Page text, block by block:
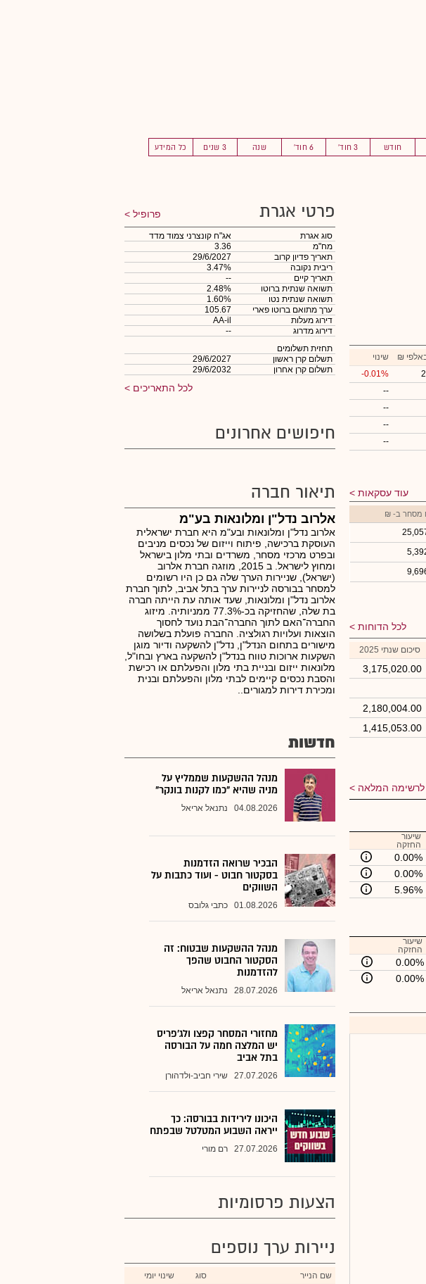
חודש 3 חוד' 6 חוד' שנה 3 שנים כל המידע
באלפי
שינוי
-0.01%
--
--
--
--
עוד עסקאות
מסחר ב- ₪
לכל הדוחות
סיכום שנתי 2025
3,175,020.00
2,180,004.00
1,415,053.00
לרשימה המלאה
שיעור
החזקה
0.00%
0.00%
5.96%
שיעור
החזקה
0.00%
0.00%
פרטי אגרת פרופיל
סוג אגרת
אג"ח קונצרני צמוד מדד
מח"מ
3.36
תאריך פדיון קרוב
29/6/2027
ריבית נקובה
3.47%
תאריך קיים
--
תשואה שנתית ברוטו
2.48%
תשואה שנתית נטו
1.60%
ערך מתואם ברוטו פארי
105.67
דירוג מעלות
AA-il
דירוג מדרוג
--
תחזית תשלומים
תשלום קרן ראשון
29/6/2027
תשלום קרן אחרון
29/6/2032
לכל התאריכים
חיפושים אחרונים
תיאור חברה
אלרוב נדל"ן ומלונאות בע"מ
אלרוב נדל"ן ומלונאות ובע"מ היא חברת ישראלית
העוסקת ברכישה, פיתוח וייזום של נכסים מניבים
ובפרט מרכזי מסחר, משרדים ובתי מלון בישראל
ומחוץ לישראל. ב 2015, מוזגה חברת אלרוב
(ישראל), שניירות הערך שלה גם כן היו רשומים
למסחר בבורסה לניירות ערך בתל אביב, לתוך חברת
אלרוב נדל"ן ומלונאות, שעד אותה עת הייתה חברה
בת שלה, שהחזיקה בכ-77.3% ממניותיה. מיזוג
החברה־האם לתוך החברה־הבת נועד לחסוך
הוצאות ועלויות רגולציה. החברה פועלת בשלושה
מישורים בתחום הנדל"ן, נדל"ן להשקעה ודיור מוגן
השקעות ארוכות טווח בנדל"ן להשקעה בארץ ובחו"ל,
מלונאות ייזום ובניית בתי מלון והפעלתם או רכישת
והסבת נכסים קיימים לבתי מלון והפעלתם ובנית
ומכירת דירות למגורים..
חדשות
מנהל ההשקעות שממליץ על
מניה שהיא "כמו לקנות בונקר"
04.08.2026 נתנאל אריאל
הבכיר שרואה הזדמנות
בסקטור חבוט - ועוד כתבות על
השווקים
01.08.2026 כתבי גלובס
מנהל ההשקעות שבטוח: זה
הסקטור החבוט שהפך
להזדמנות
28.07.2026 נתנאל אריאל
מחזורי המסחר קפצו ולג'פריס
יש המלצה חמה על הבורסה
בתל אביב
27.07.2026 שירי חביב-ולדהורן
היכונו לירידות בבורסה: כך
ייראה השבוע המטלטל שבפתח
27.07.2026 רם מורי
הצעות פרסומיות
ניירות ערך נוספים
שם הנייר סוג שינוי יומי